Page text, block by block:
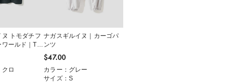
トモダチフ
ールド｜Tシ
ロ
ナガスギルイヌ｜カーゴパ
ンツ
$‌47.00
カラー：グレー
サイズ：S